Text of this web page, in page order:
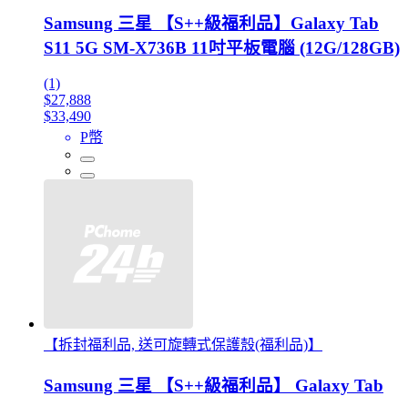
Samsung 三星 【S++級福利品】Galaxy Tab
S11 5G SM-X736B 11吋平板電腦 (12G/128GB)
(1)
$27,888
$33,490
P幣
【拆封福利品, 送可旋轉式保護殼(福利品)】
Samsung 三星 【S++級福利品】 Galaxy Tab